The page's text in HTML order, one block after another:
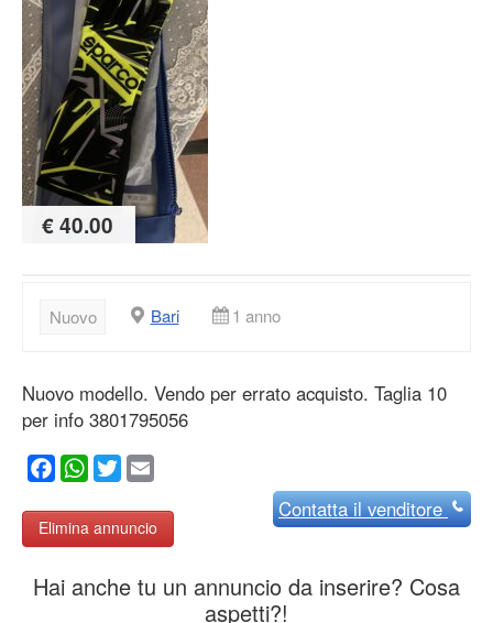
€ 40.00
Nuovo Bari 1 anno
Nuovo modello. Vendo per errato acquisto. Taglia 10
per info 3801795056
Facebook
WhatsApp
Twitter
Elimina annuncio
Contattail venditore
Hai anche tu un annuncio da inserire? Cosa
aspetti?!